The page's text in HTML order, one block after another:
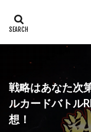
戦略はあなた次
ルカードバトル
想！